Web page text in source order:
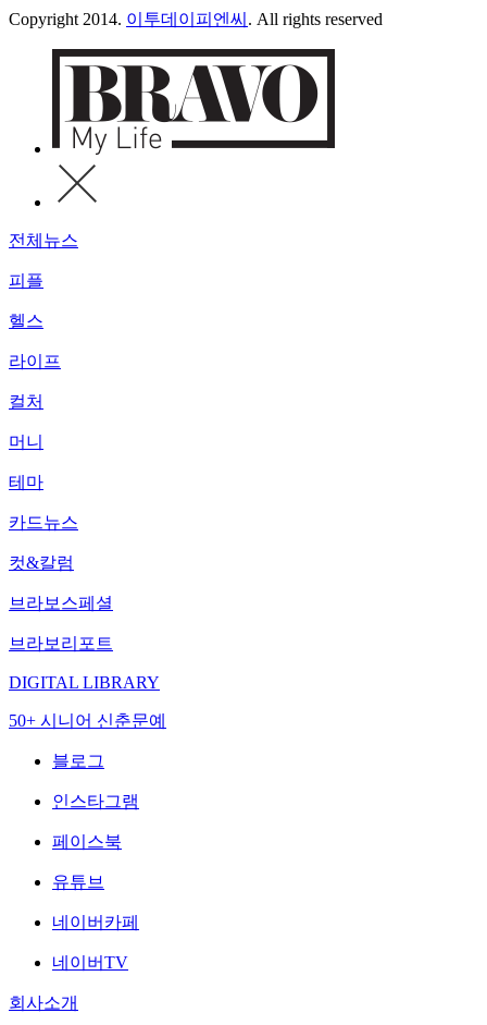
Copyright 2014. 이투데이피엔씨 . All rights reserved
전체뉴스
피플
헬스
라이프
컬처
머니
테마
카드뉴스
컷&칼럼
브라보스페셜
브라보리포트
DIGITAL LIBRARY
50+ 시니어 신춘문예
블로그
인스타그램
페이스북
유튜브
네이버카페
네이버TV
회사소개